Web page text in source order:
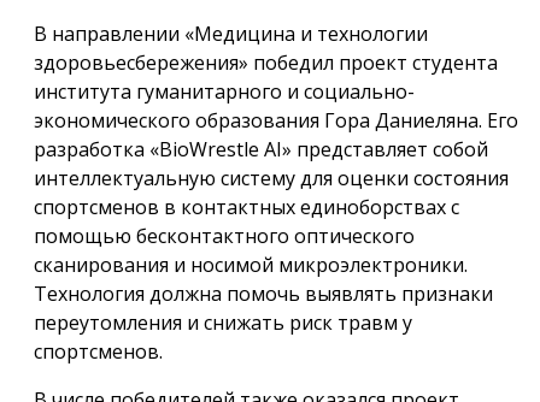
В направлении «Медицина и технологии
здоровьесбережения» победил проект студента
института гуманитарного и социально-
экономического образования Гора Даниеляна. Его
разработка «BioWrestle AI» представляет собой
интеллектуальную систему для оценки состояния
спортсменов в контактных единоборствах с
помощью бесконтактного оптического
сканирования и носимой микроэлектроники.
Технология должна помочь выявлять признаки
переутомления и снижать риск травм у
спортсменов.